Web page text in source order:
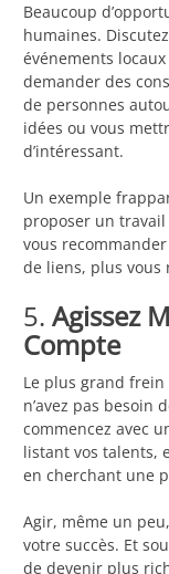
Beaucoup
humaines.
événements
demander des
de personnes
idées ou vous
d’intéressant.
Un exemple
proposer un
vous recommander
de liens, plus vous
5. Agissez
Compte
Le plus grand frein
n’avez pas besoin
commencez avec
listant vos talents,
en cherchant une
Agir, même un
votre succès. Et
de devenir plus